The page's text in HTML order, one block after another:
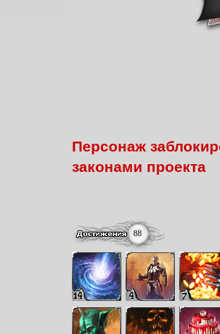
Персонаж
законами проекта
88